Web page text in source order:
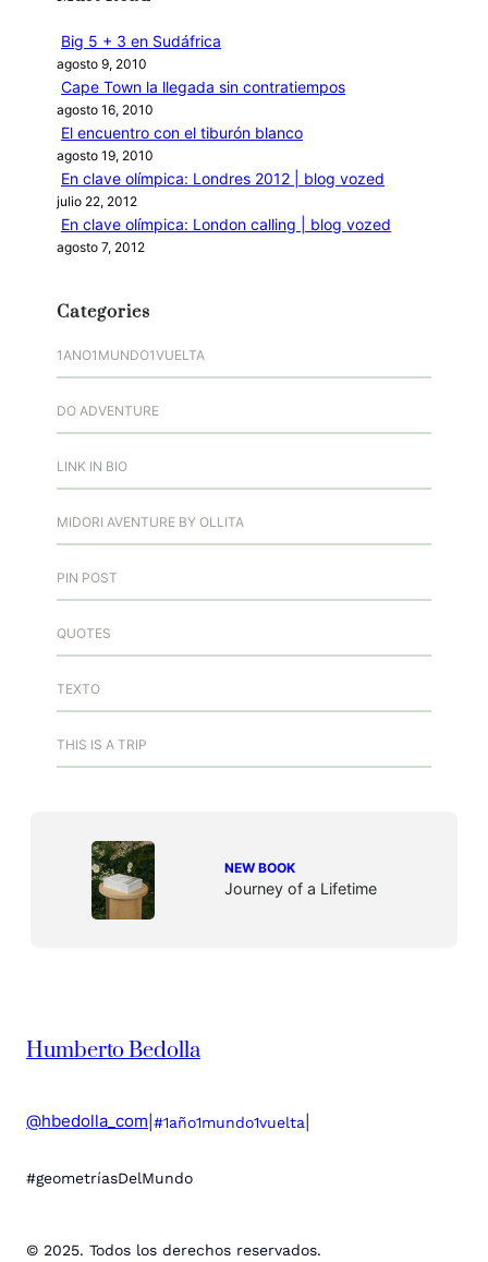
Big 5 + 3 en Sudáfrica
agosto 9, 2010
Cape Town la llegada sin contratiempos
agosto 16, 2010
El encuentro con el tiburón blanco
agosto 19, 2010
En clave olímpica: Londres 2012 | blog vozed
julio 22, 2012
En clave olímpica: London calling | blog vozed
agosto 7, 2012
Categories
1ANO1MUNDO1VUELTA
DO ADVENTURE
LINK IN BIO
MIDORI AVENTURE BY OLLITA
PIN POST
QUOTES
TEXTO
THIS IS A TRIP
NEW BOOK
Journey of a Lifetime
Humberto Bedolla
@hbedolla_com #1año1mundo1vuelta
#geometríasDelMundo
© 2025. Todos los derechos reservados.